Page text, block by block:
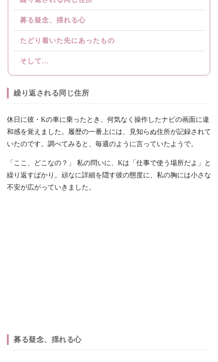
募る疑念、揺れる心
たどり着いた先にあったもの
そして...
繰り返される同じ住所
休日に彼・Kの車に乗ったとき、何気なく操作したナビの画面に違
和感を覚えました。履歴の一番上には、見知らぬ住所が記録されて
いたのです。調べてみると、毎週のように言っていたようで。
「ここ、どこなの？」 私の問いに、Kは「仕事で使う場所だよ」と
繰り返すばかり。頑なに詳細を隠す彼の態度に、私の胸には小さな
不安が広がっていきました。
募る疑念、揺れる心